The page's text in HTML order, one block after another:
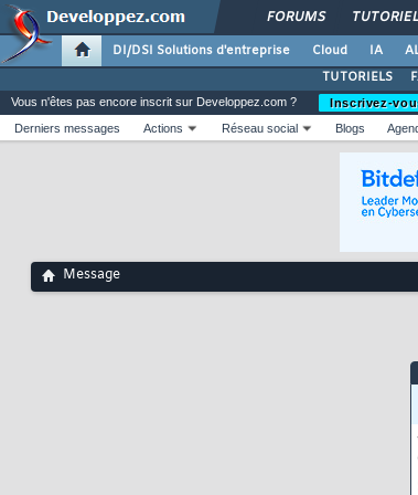
FORUMS
DI/DSI Solutions d'entreprise Cloud IA
TUTORIELS
Vous n'êtes pas encore inscrit sur Developpez.com ?
Inscrivez-
Derniers messages
Actions Réseau social Blogs
Message